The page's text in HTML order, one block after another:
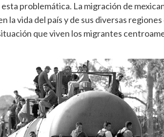
problemática. La migración de
la vida del país y de sus diversas regiones
que viven los migrantes